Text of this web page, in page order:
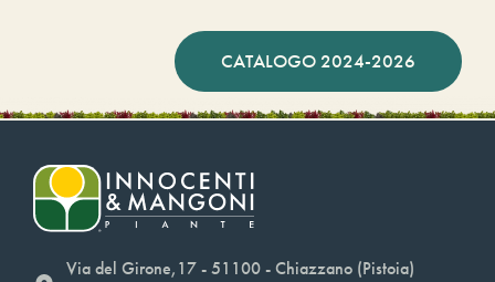
CATALOGO 2024-2026
Via del Girone,17 - 51100 - Chiazzano (Pistoia)